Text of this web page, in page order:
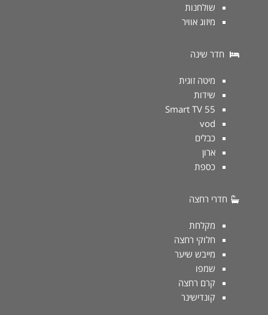
שולחנות
מיזוג אוויר
חדר שינה
מיטה זוגית
שידות
Smart TV 55
vod
כבלים
ארון
כספת
חדרי רחצה
מקלחת
חלוקי רחצה
מייבש שיער
שמפו
קרם רחצה
קונדישינר